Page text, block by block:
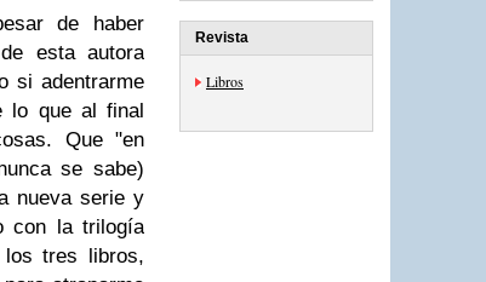
de haber
esta autora
si adentrarme
lo que al final
Que "en
se sabe)
nueva serie y
con la trilogía
los tres libros,
Revista
Libros